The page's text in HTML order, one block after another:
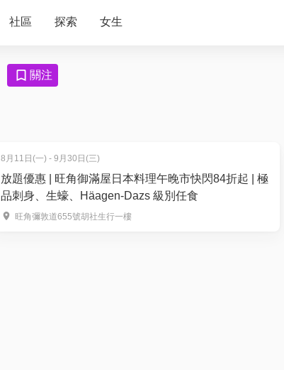
社區 探索 女生
關注
8月11日(一) - 9月30日(三)
放題優惠 | 旺角御滿屋日本料理午晚市快閃84折起 | 極
品刺身、生蠔、Häagen-Dazs 級別任食
旺角彌敦道655號胡社生行一樓